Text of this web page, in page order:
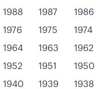
1988 1987 1986
1976 1975 1974
1964 1963 1962
1952 1951 1950
1940 1939 1938